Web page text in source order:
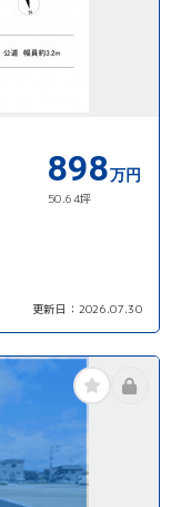
898万円
50.64坪
更新日： 2026.07.30